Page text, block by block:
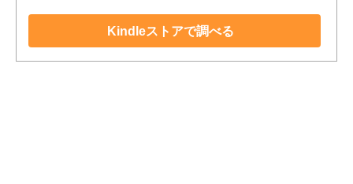
Kindleストアで調べる